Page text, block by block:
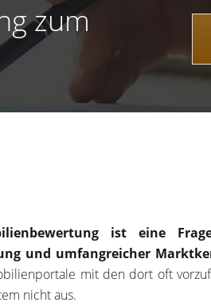
zum
ist eine
und umfangreicher
mit den dort oft
nicht aus.